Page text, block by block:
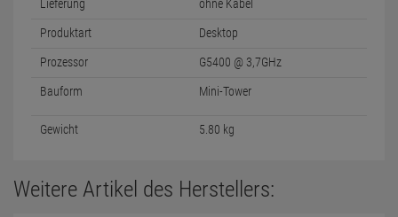
Lieferung ohne Kabel
Produktart Desktop
Prozessor G5400 @ 3,7GHz
Bauform Mini-Tower
Gewicht 5.80 kg
Weitere Artikel des Herstellers: